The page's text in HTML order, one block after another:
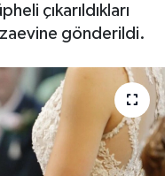
çıkarıldıkları
gönderildi.